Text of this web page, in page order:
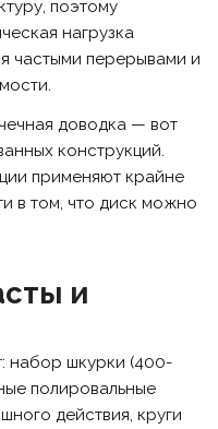
поэтому
нагрузка
частыми перерывами и
доводка — вот
конструкций.
применяют крайне
в том, что диск можно
и
набор шкурки (400-
полировальные
действия, круги